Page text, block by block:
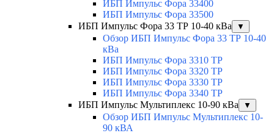
ИБП Импульс Фора 33400
ИБП Импульс Фора 33500
ИБП Импульс Фора 33 ТР 10-40 кВа
▼
Обзор ИБП Импульс Фора 33 ТР 10-40
кВа
ИБП Импульс Фора 3310 ТР
ИБП Импульс Фора 3320 ТР
ИБП Импульс Фора 3330 ТР
ИБП Импульс Фора 3340 ТР
ИБП Импульс Мультиплекс 10-90 кВа
▼
Обзор ИБП Импульс Мультиплекс 10-
90 кВА